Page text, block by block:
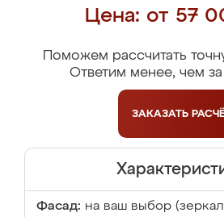
Цена: от 57
Поможем рассчитать
Ответим менее, чем
ЗАКАЗАТЬ
Фасад: на ваш выбор